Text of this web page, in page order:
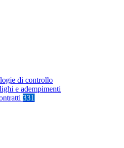
di controllo
e adempimenti
331